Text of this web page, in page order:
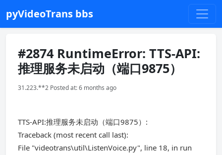
pyVideoTrans bbs
#2874 RuntimeError: TTS-API:
推理服务未启动（端口9875）
31.223.**2 Posted at: 6 months ago
TTS-API:推理服务未启动（端口9875）:
Traceback (most recent call last):
File "videotrans\util\ListenVoice.py", line 18, in run